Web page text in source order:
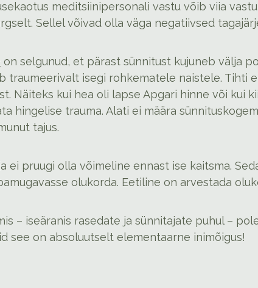
meditsiinipersonali vastu võib viia
Sellel võivad olla väga negatiivsed
on selgunud, et pärast sünnitust kujuneb välja
traumeerivalt isegi rohkematele naistele. Tihti
Näiteks kui hea oli lapse Apgari hinne või kui
hingelise trauma. Alati ei määra
tajus.
ei pruugi olla võimeline ennast ise kaitsma.
olukorda. Eetiline on arvestada
– iseäranis rasedate ja sünnitajate puhul –
see on absoluutselt elementaarne inimõigus!